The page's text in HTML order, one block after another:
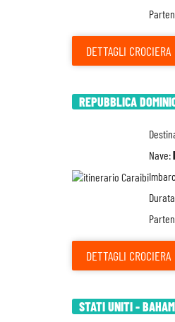
DETTAGLI CROCIERA
REPUBBLICA
Nave:
DETTAGLI CROCIERA
STATI UNITI -